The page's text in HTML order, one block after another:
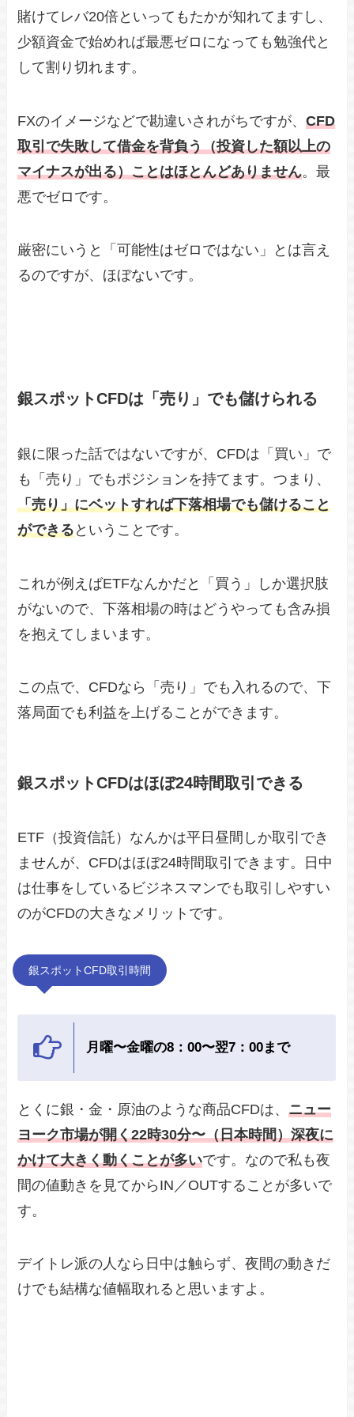
賭けてレバ20倍といってもたかが知れてますし、
少額資金で始めれば最悪ゼロになっても勉強代と
して割り切れます。
FXのイメージなどで勘違いされがちですが、CFD
取引で失敗して借金を背負う（投資した額以上の
マイナスが出る）ことはほとんどありません。最
悪でゼロです。
厳密にいうと「可能性はゼロではない」とは言え
るのですが、ほぼないです。
銀スポットCFDは「売り」でも儲けられる
銀に限った話ではないですが、CFDは「買い」で
も「売り」でもポジションを持てます。つまり、
「売り」にベットすれば下落相場でも儲けること
ができるということです。
これが例えばETFなんかだと「買う」しか選択肢
がないので、下落相場の時はどうやっても含み損
を抱えてしまいます。
この点で、CFDなら「売り」でも入れるので、下
落局面でも利益を上げることができます。
銀スポットCFDはほぼ24時間取引できる
ETF（投資信託）なんかは平日昼間しか取引でき
ませんが、CFDはほぼ24時間取引できます。日中
は仕事をしているビジネスマンでも取引しやすい
のがCFDの大きなメリットです。
銀スポットCFD取引時間
月曜〜金曜の8：00〜翌7：00まで
とくに銀・金・原油のような商品CFDは、ニュー
ヨーク市場が開く22時30分〜（日本時間）深夜に
かけて大きく動くことが多いです。なので私も夜
間の値動きを見てからIN／OUTすることが多いで
す。
デイトレ派の人なら日中は触らず、夜間の動きだ
けでも結構な値幅取れると思いますよ。